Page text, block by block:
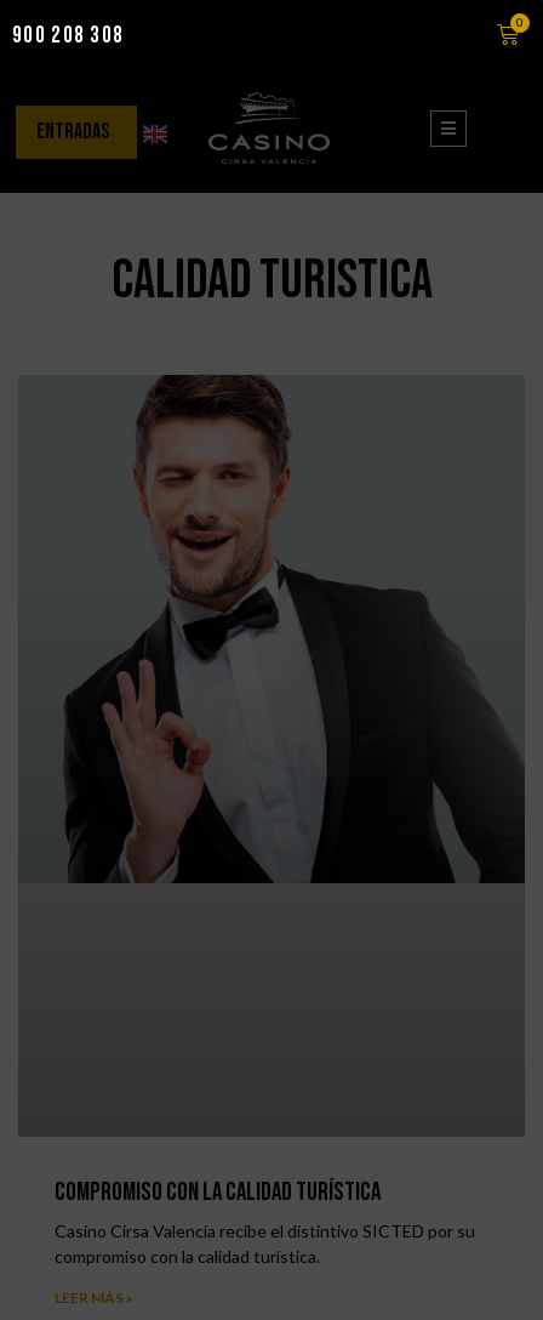
contenido
900 208 308 0
entradas
calidad turistica
Compromiso con la calidad turística
Casino Cirsa Valencia recibe el distintivo SICTED por su
compromiso con la calidad turística.
LEER MÁS »